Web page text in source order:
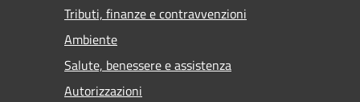
Tributi, finanze e contravvenzioni
Ambiente
Salute, benessere e assistenza
Autorizzazioni